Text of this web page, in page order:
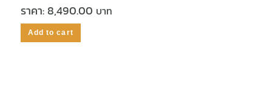
ราคา:8,490.00
Add to cart